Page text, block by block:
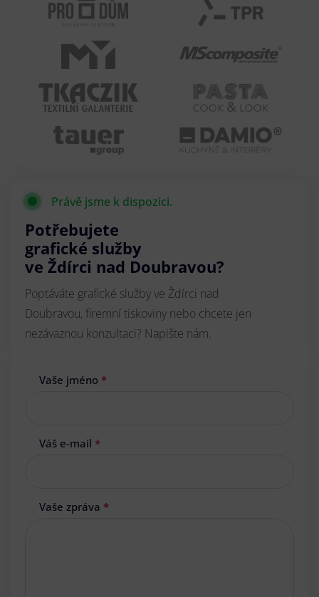
Právě jsme k dispozici.
Potřebujete
grafické služby
ve Ždírci nad Doubravou?
Poptáváte grafické služby ve Ždírci nad
Doubravou, firemní tiskoviny nebo chcete jen
nezávaznou konzultaci? Napište nám.
Vaše jméno *
Váš e-mail *
Vaše zpráva *